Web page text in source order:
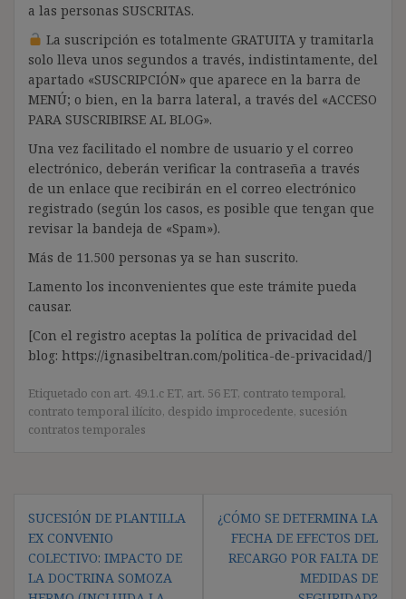
a las personas SUSCRITAS.
La suscripción es totalmente GRATUITA y tramitarla
solo lleva unos segundos a través, indistintamente, del
apartado «SUSCRIPCIÓN» que aparece en la barra de
MENÚ; o bien, en la barra lateral, a través del «ACCESO
PARA SUSCRIBIRSE AL BLOG».
Una vez facilitado el nombre de usuario y el correo
electrónico, deberán verificar la contraseña a través
de un enlace que recibirán en el correo electrónico
registrado (según los casos, es posible que tengan que
revisar la bandeja de «Spam»).
Más de 11.500 personas ya se han suscrito.
Lamento los inconvenientes que este trámite pueda
causar.
[Con el registro aceptas la política de privacidad del
blog: https://ignasibeltran.com/politica-de-privacidad/]
Etiquetado con art. 49.1.c ET, art. 56 ET, contrato temporal,
contrato temporal ilícito, despido improcedente, sucesión
contratos temporales
Navegación
de
entradas
SUCESIÓN DE PLANTILLA
EX CONVENIO
COLECTIVO: IMPACTO DE
LA DOCTRINA SOMOZA
¿CÓMO SE DETERMINA LA
FECHA DE EFECTOS DEL
RECARGO POR FALTA DE
MEDIDAS DE